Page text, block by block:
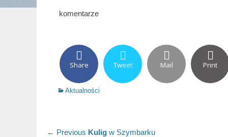
komentarze
Share Tweet Mail Print
Categories
Aktualności
← Previous Previous
Kulig w Szymbarku